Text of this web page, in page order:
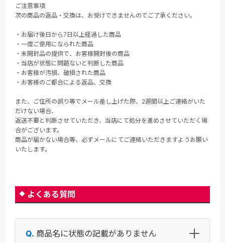
ご注意事項
次の商品の返品・交換は、お受けできませんのでご了承ください。
・お届け後日から7日以上経過した商品
・一度ご使用になられた商品
・未開封品の提供で、お客様開封後の商品
・当店が状態に問題ないと判断した商品
・お客様が汚損、破損された商品
・お客様のご都合による返品、交換
また、ご住所の誤り等でメール差し上げた際、2週間以上ご連絡がいた
だけない場合、
返送不要と判断させていただき、当店にて処分を進めさせていただく場
合がございます。
商品が届かない場合等、必ずメールにてご連絡いただきますようお願い
いたします。
よくある質問
商品名に状態の記載がありません